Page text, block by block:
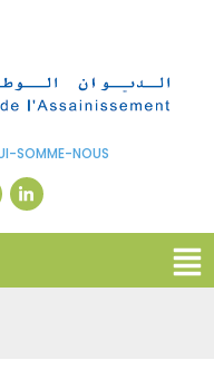
SOMME-NOUS